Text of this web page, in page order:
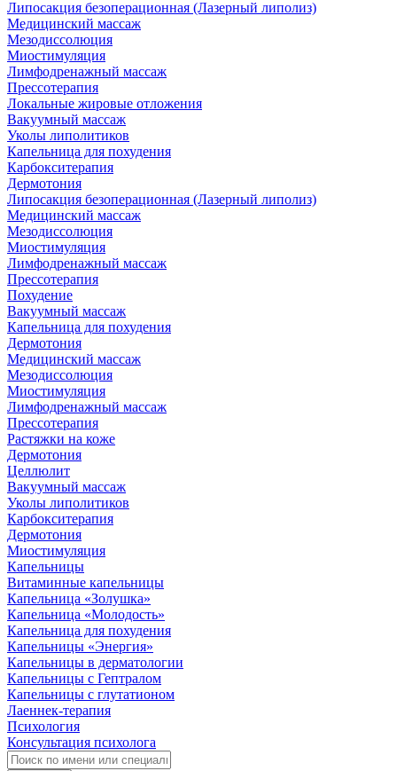
Липосакция безоперационная (Лазерный липолиз)
Медицинский массаж
Мезодиссолюция
Миостимуляция
Лимфодренажный массаж
Прессотерапия
Локальные жировые отложения
Вакуумный массаж
Уколы липолитиков
Капельница для похудения
Карбокситерапия
Дермотония
Липосакция безоперационная (Лазерный липолиз)
Медицинский массаж
Мезодиссолюция
Миостимуляция
Лимфодренажный массаж
Прессотерапия
Похудение
Вакуумный массаж
Капельница для похудения
Дермотония
Медицинский массаж
Мезодиссолюция
Миостимуляция
Лимфодренажный массаж
Прессотерапия
Растяжки на коже
Дермотония
Целлюлит
Вакуумный массаж
Уколы липолитиков
Карбокситерапия
Дермотония
Миостимуляция
Капельницы
Витаминные капельницы
Капельница «Золушка»
Капельница «Молодость»
Капельница для похудения
Капельницы «Энергия»
Капельницы в дерматологии
Капельницы с Гептралом
Капельницы с глутатионом
Лаеннек-терапия
Психология
Консультация психолога